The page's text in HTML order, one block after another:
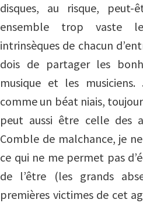
disques, au risque, peut-
ensemble trop vaste
intrinsèques de chacun
dois de partager les
musique et les musiciens.
comme un béat niais,
peut aussi être celle des
Comble de malchance, je
ce qui ne me permet pas
de l’être (les grands
premières victimes de cet